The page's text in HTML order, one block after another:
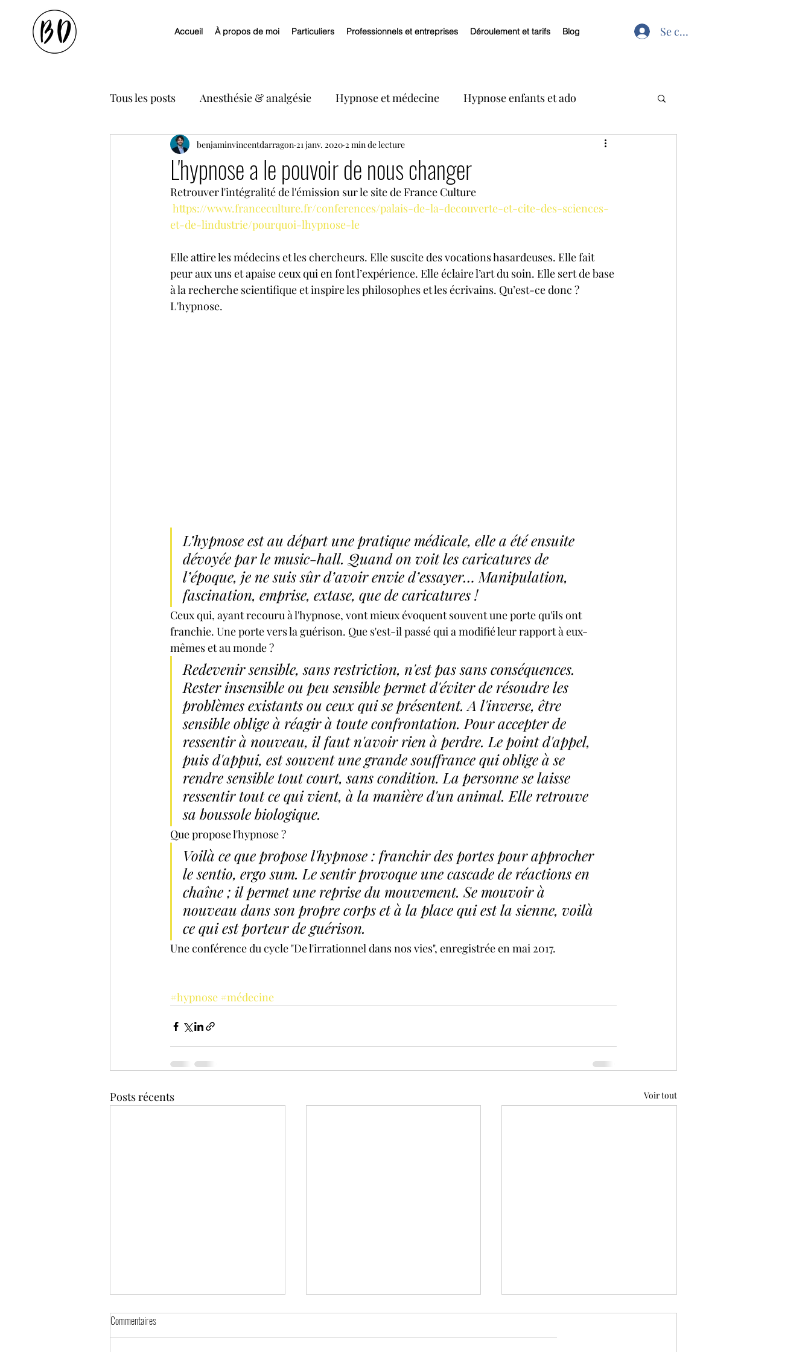
Accueil À propos de moi Particuliers Professionnels et entreprises Déroulement et tarifs Blog Se connecter
Tous les posts Anesthésie & analgésie Hypnose et médecine Hypnose enfants et ado
La science et l'hypnose Hypnose et troubles des émotions Hypnose et troubles du sommeil
Hypnose et insomnies hypnose et addictions hypnose et arrêt du tabac
L'hypnose a le pouvoir de nous changer
benjaminvincentdarragon 21 janv. 2020 2 min de lecture
Retrouver l'intégralité de l'émission sur le site de France Culture
https://www.franceculture.fr/conferences/palais-de-la-decouverte-et-cite-des-sciences-
et-de-lindustrie/pourquoi-lhypnose-le
Elle attire les médecins et les chercheurs. Elle suscite des vocations hasardeuses. Elle fait
peur aux uns et apaise ceux qui en font l’expérience. Elle éclaire l’art du soin. Elle sert de base
à la recherche scientifique et inspire les philosophes et les écrivains. Qu’est-ce donc ?
L'hypnose.
L’hypnose est au départ une pratique médicale, elle a été ensuite
dévoyée par le music-hall. Quand on voit les caricatures de
l’époque, je ne suis sûr d’avoir envie d’essayer… Manipulation,
fascination, emprise, extase, que de caricatures !
Ceux qui, ayant recouru à l'hypnose, vont mieux évoquent souvent une porte qu'ils ont
franchie. Une porte vers la guérison. Que s'est-il passé qui a modifié leur rapport à eux-
mêmes et au monde ?
Redevenir sensible, sans restriction, n'est pas sans conséquences.
Rester insensible ou peu sensible permet d'éviter de résoudre les
problèmes existants ou ceux qui se présentent. A l'inverse, être
sensible oblige à réagir à toute confrontation. Pour accepter de
ressentir à nouveau, il faut n'avoir rien à perdre. Le point d'appel,
puis d'appui, est souvent une grande souffrance qui oblige à se
rendre sensible tout court, sans condition. La personne se laisse
ressentir tout ce qui vient, à la manière d'un animal. Elle retrouve
sa boussole biologique.
Que propose l'hypnose ?
Voilà ce que propose l'hypnose : franchir des portes pour approcher
le sentio, ergo sum. Le sentir provoque une cascade de réactions en
chaîne ; il permet une reprise du mouvement. Se mouvoir à
nouveau dans son propre corps et à la place qui est la sienne, voilà
ce qui est porteur de guérison.
Une conférence du cycle "De l'irrationnel dans nos vies", enregistrée en mai 2017.
#hypnose #médecine
Posts récents Voir tout
Commentaires